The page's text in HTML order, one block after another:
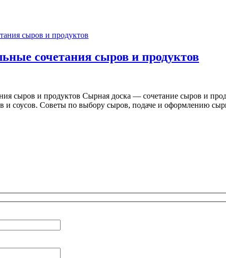
сочетания сыров и продуктов
сыров и продуктов Сырная доска — сочетание сыров и
и соусов. Советы по выбору сыров, подаче и оформлению